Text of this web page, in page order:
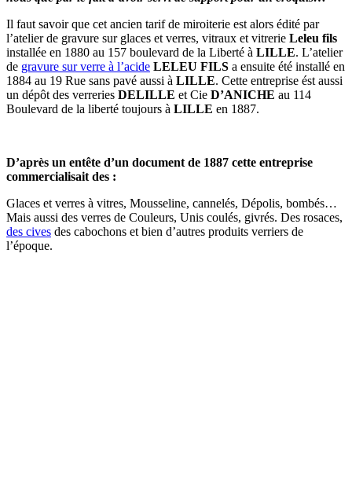
Il faut savoir que cet ancien tarif de miroiterie est alors édité par
l’atelier de gravure sur glaces et verres, vitraux et vitrerie Leleu fils
installée en 1880 au 157 boulevard de la Liberté à LILLE. L’atelier
de gravure sur verre à l’acide LELEU FILS a ensuite été installé en
1884 au 19 Rue sans pavé aussi à LILLE. Cette entreprise ést aussi
un dépôt des verreries DELILLE et Cie D’ANICHE au 114
Boulevard de la liberté toujours à LILLE en 1887.
D’après un entête d’un document de 1887 cette entreprise
commercialisait des :
Glaces et verres à vitres, Mousseline, cannelés, Dépolis, bombés…
Mais aussi des verres de Couleurs, Unis coulés, givrés. Des rosaces,
des cives des cabochons et bien d’autres produits verriers de
l’époque.